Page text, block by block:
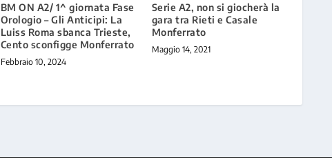
BM ON A2/ 1^ giornata Fase
Orologio – Gli Anticipi: La
Luiss Roma sbanca Trieste,
Cento sconfigge Monferrato
Febbraio 10, 2024
Serie A2, non si giocherà la
gara tra Rieti e Casale
Monferrato
Maggio 14, 2021